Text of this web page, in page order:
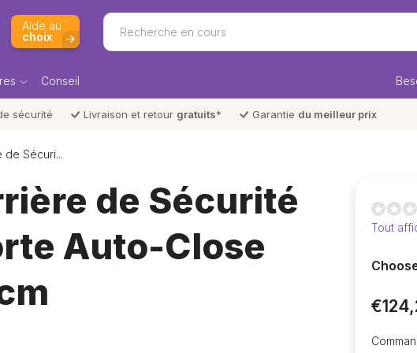
Aide au
choix
Conseil
sécurité Livraison et retour gratuits* Garantie du meilleur prix
de Sécuri...
de Sécurité
Auto-Close
Tout